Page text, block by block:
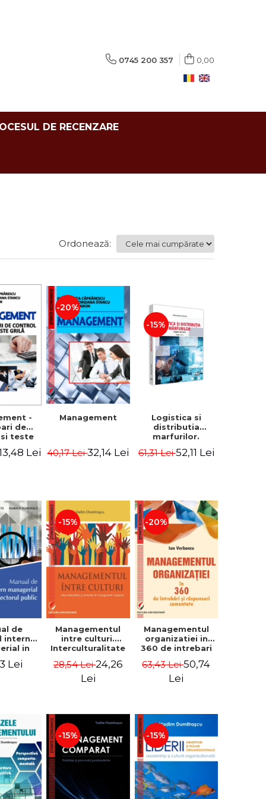
0745 200 357 0,00
DE RECENZARE
Ordonează:
-
de
teste
Lei
-20%
Management
40,17 Lei32,14 Lei
-15%
Logistica si
distributia
marfurilor.
Editia a VI-a -
61,31 Lei52,11 Lei
de
intern
in
public -
Lei
-15%
Managementul
intre culturi.
Interculturalitate
management
comparat -
28,54 Lei24,26
Lei
-20%
Managementul
organizatiei in
360 de intrebari
comentate - Ion
Verboncu
63,43 Lei50,74
Lei
-15% -15%